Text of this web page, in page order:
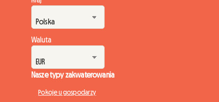
Waluta
Nasze typy zakwaterowania
Pokoje u gospodarzy